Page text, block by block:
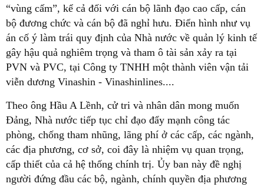
“vùng cấm”, kể cả đối với cán bộ lãnh đạo cao cấp, cán
bộ đương chức và cán bộ đã nghỉ hưu. Điển hình như vụ
án cố ý làm trái quy định của Nhà nước về quản lý kinh tế
gây hậu quả nghiêm trọng và tham ô tài sản xảy ra tại
PVN và PVC, tại Công ty TNHH một thành viên vận tải
viễn dương Vinashin - Vinashinlines....
Theo ông Hầu A Lềnh, cử tri và nhân dân mong muốn
Đảng, Nhà nước tiếp tục chỉ đạo đẩy mạnh công tác
phòng, chống tham nhũng, lãng phí ở các cấp, các ngành,
các địa phương, cơ sở, coi đây là nhiệm vụ quan trọng,
cấp thiết của cả hệ thống chính trị. Ủy ban này đề nghị
người đứng đầu các bộ, ngành, chính quyền địa phương